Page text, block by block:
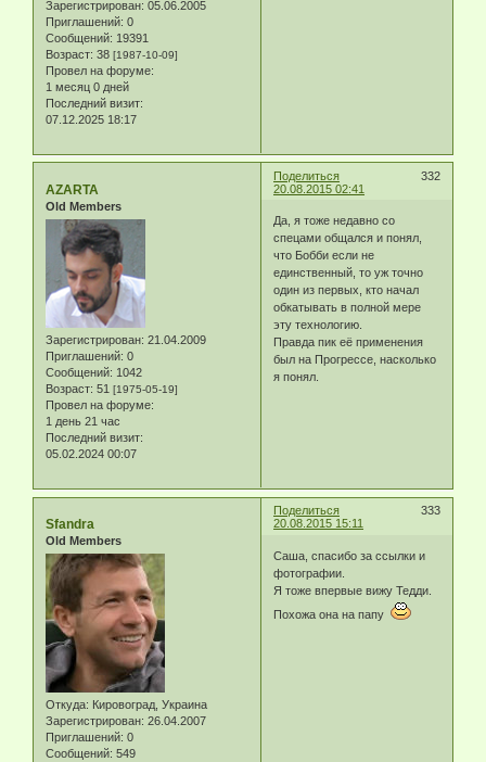
Зарегистрирован: 05.06.2005
Приглашений: 0
Сообщений: 19391
Возраст: 38 [1987-10-09]
Провел на форуме:
1 месяц 0 дней
Последний визит:
07.12.2025 18:17
Поделиться
332
20.08.2015 02:41
AZARTA
Old Members
Зарегистрирован: 21.04.2009
Приглашений: 0
Сообщений: 1042
Возраст: 51 [1975-05-19]
Провел на форуме:
1 день 21 час
Последний визит:
05.02.2024 00:07
Да, я тоже недавно со
спецами общался и понял,
что Бобби если не
единственный, то уж точно
один из первых, кто начал
обкатывать в полной мере
эту технологию.
Правда пик её применения
был на Прогрессе, насколько
я понял.
Поделиться
333
20.08.2015 15:11
Sfandra
Old Members
Откуда: Кировоград, Украина
Зарегистрирован: 26.04.2007
Приглашений: 0
Сообщений: 549
Саша, спасибо за ссылки и
фотографии.
Я тоже впервые вижу Тедди.
Похожа она на папу